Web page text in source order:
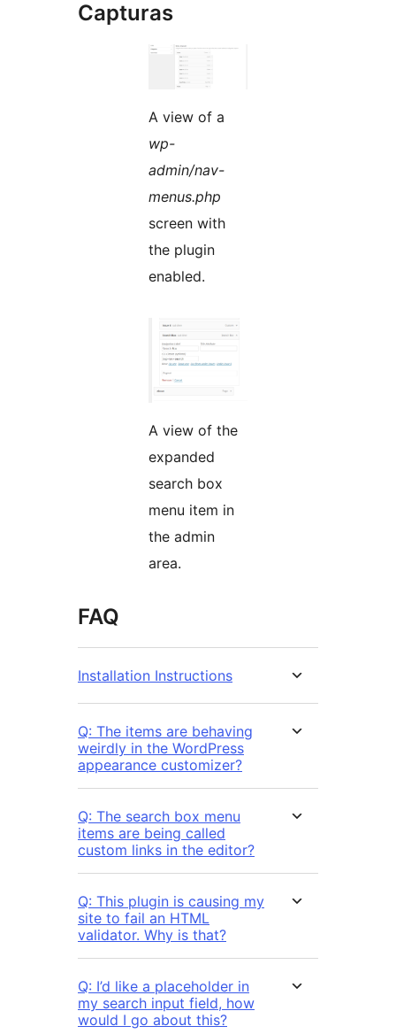
Capturas
A view of a
wp-
admin/nav-
menus.php
screen with
the plugin
enabled.
A view of the
expanded
search box
menu item in
the admin
area.
FAQ
Installation Instructions
Q: The items are behaving
weirdly in the WordPress
appearance customizer?
Q: The search box menu
items are being called
custom links in the editor?
Q: This plugin is causing my
site to fail an HTML
validator. Why is that?
Q: I’d like a placeholder in
my search input field, how
would I go about this?